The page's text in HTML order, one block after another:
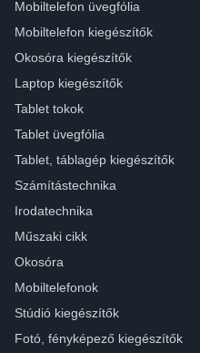
Mobiltelefon üvegfólia
Mobiltelefon kiegészítők
Okosóra kiegészítők
Laptop kiegészítők
Tablet tokok
Tablet üvegfólia
Tablet, táblagép kiegészítők
Számítástechnika
Irodatechnika
Műszaki cikk
Okosóra
Mobiltelefonok
Stúdió kiegészítők
Fotó, fényképező kiegészítők